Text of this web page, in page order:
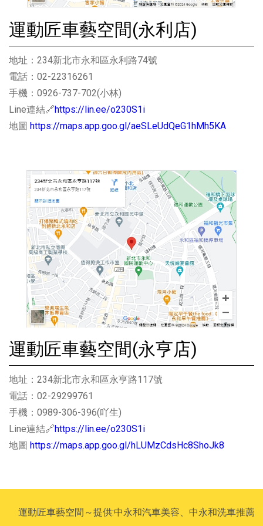
運動匠車藝空間(永利店)
地址：234新北市永和區永利路74號
電話：02-22316261
手機：0926-737-702(小林)
Line連結🔗https://lin.ee/o230S1i
地圖 https://maps.app.goo.gl/aeSLeUdQeG1hMh5KA
運動匠車藝空間(永亨店)
地址：234新北市永和區永亨路117號
電話：02-29299761
手機：0989-306-396(吖生)
Line連結🔗https://lin.ee/o230S1i
地圖 https://maps.app.goo.gl/hLUMzCdsHc8ShoJk8
運動匠車藝空間～提供:中永和汽車美容、中永和洗車推薦